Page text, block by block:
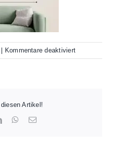
Kommentare deaktiviertfür
00032-
Artikel!
LinkedInWhatsApp
E-